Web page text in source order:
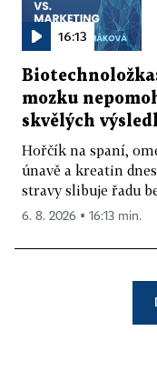
16:13
mozku
skvělých
Hořčík na spaní,
únavě a kreatin
stravy slibuje řadu
6. 8. 2026 ▪ 16:13 min.